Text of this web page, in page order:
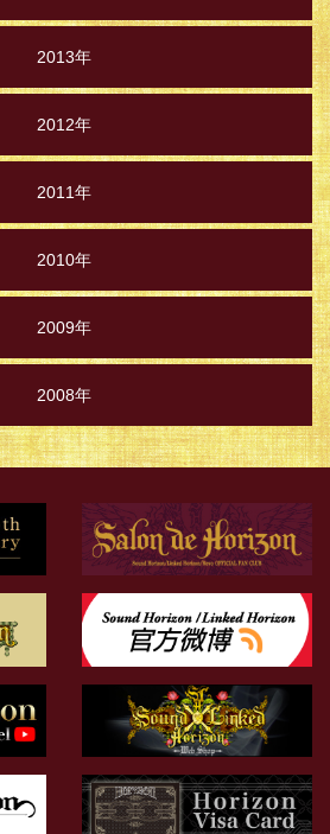
2013年
2012年
2011年
2010年
2009年
2008年